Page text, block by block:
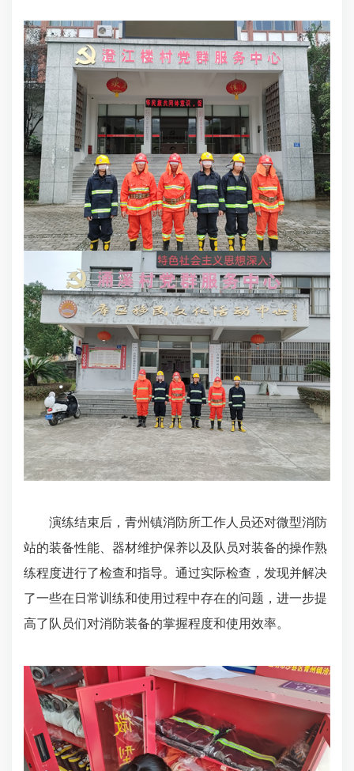
演练结束后，青州镇消防所工作人员还对微型消防
站的装备性能、器材维护保养以及队员对装备的操作熟
练程度进行了检查和指导。通过实际检查，发现并解决
了一些在日常训练和使用过程中存在的问题，进一步提
高了队员们对消防装备的掌握程度和使用效率。